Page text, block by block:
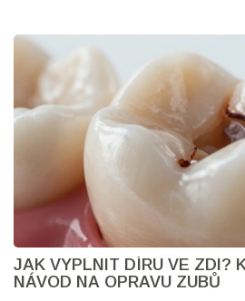
JAK VYPLNIT DÍRU VE ZDI?
NÁVOD NA OPRAVU ZUBŮ